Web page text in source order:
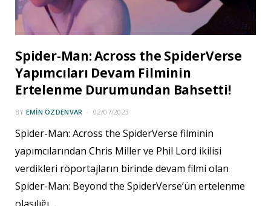
Spider-Man: Across the SpiderVerse
Yapımcıları Devam Filminin
Ertelenme Durumundan Bahsetti!
BY EMIN ÖZDENVAR 02/07/2023
Spider-Man: Across the SpiderVerse filminin
yapımcılarından Chris Miller ve Phil Lord ikilisi
verdikleri röportajların birinde devam filmi olan
Spider-Man: Beyond the SpiderVerse’ün ertelenme